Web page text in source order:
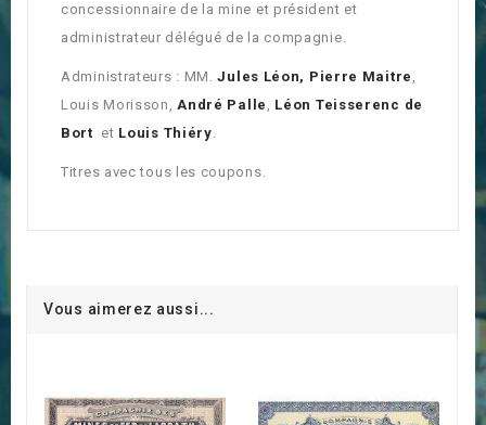
concessionnaire de la mine et président et
administrateur délégué de la compagnie.
Administrateurs : MM.Jules Léon, Pierre Maitre ,
Louis Morisson,André Palle , Léon Teisserenc de
Bort et Louis Thiéry.
Titres avec tous les coupons.
Vous aimerez aussi...